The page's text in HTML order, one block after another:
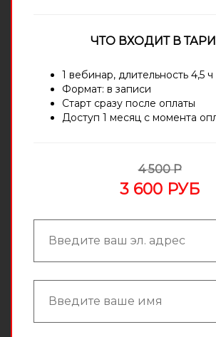
ЧТО ВХОДИТ В
1 вебинар, длительность 4,5 ч
Формат: в записи
Старт сразу после оплаты
Доступ 1 месяц с момента
4 500 Р
3 600 РУБ